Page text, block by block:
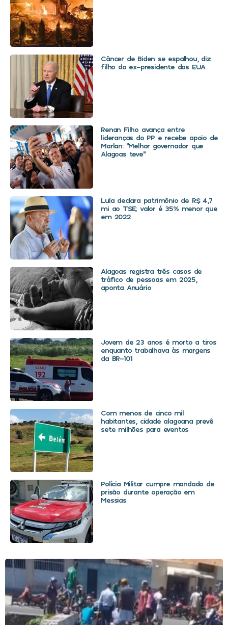
Câncer de Biden se espalhou, diz
filho do ex-presidente dos EUA
Renan Filho avança entre
lideranças do PP e recebe apoio de
Marlan: “Melhor governador que
Alagoas teve”
Lula declara patrimônio de R$ 4,7
mi ao TSE; valor é 35% menor que
em 2022
Alagoas registra três casos de
tráfico de pessoas em 2025,
aponta Anuário
Jovem de 23 anos é morto a tiros
enquanto trabalhava às margens
da BR-101
Com menos de cinco mil
habitantes, cidade alagoana prevê
sete milhões para eventos
Polícia Militar cumpre mandado de
prisão durante operação em
Messias